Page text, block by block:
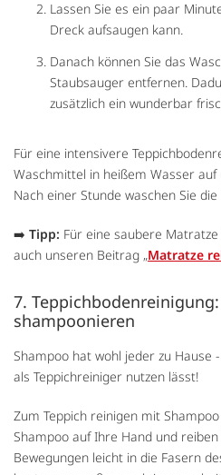
Lassen Sie es ein paar
Dreck aufsaugen kann.
Danach können Sie das
Staubsauger entfernen.
zusätzlich ein wunderbar
Für eine intensivere
Waschmittel in heißem Wasser auf
Nach einer Stunde waschen Sie die
➡️ Tipp: Für eine saubere
auch unseren Beitrag „Matratze
7.
shampoonieren
Shampoo hat wohl jeder zu Hause
als Teppichreiniger nutzen lässt!
Zum Teppich reinigen mit
Shampoo auf Ihre Hand und
Bewegungen leicht in die Fasern